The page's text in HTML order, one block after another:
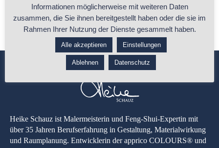
...ganzen Beitrag lesen
Heike Schauz ist Malermeisterin und Feng-Shui-Expertin mit
über 35 Jahren Berufserfahrung in Gestaltung, Materialwirkung
und Raumplanung. Entwicklerin der apprico COLOURS® und
Informationen möglicherweise mit weiteren Daten
zusammen, die Sie ihnen bereitgestellt haben oder die sie im
Rahmen Ihrer Nutzung der Dienste gesammelt haben.
Alle akzeptieren Einstellungen
Ablehnen Datenschutz